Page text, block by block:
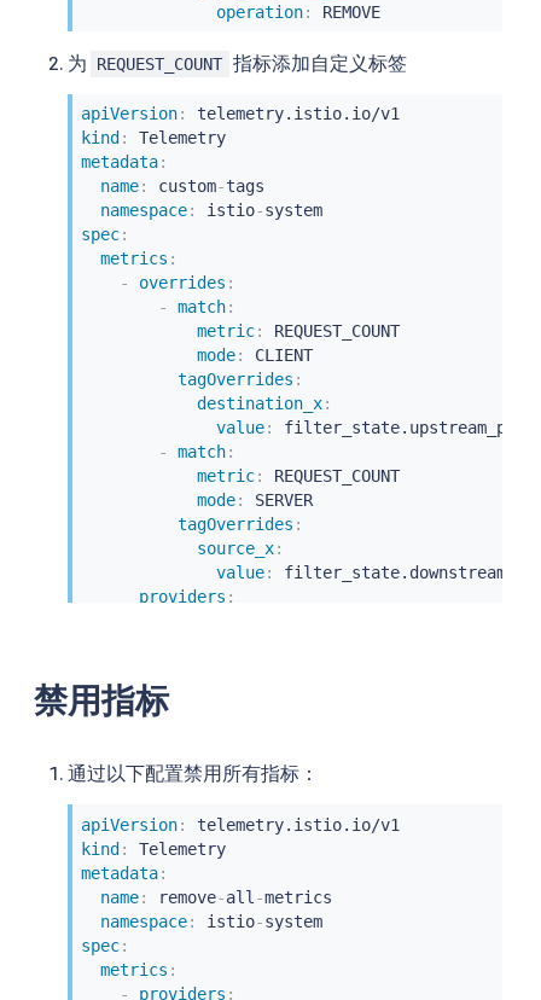
operation: REMOVE
为 REQUEST_COUNT 指标添加自定义标签
apiVersion:
telemetry.istio.io/v1
kind :
Telemetry
metadata:
name: custom-tags
namespace: istio-
system
spec:
metrics :
-
overrides :
-
match:
metric:
REQUEST_COUNT
mode:
CLIENT
tagOverrides :
destination_x:
value:
-
match:
metric:
REQUEST_COUNT
mode:
SERVER
tagOverrides :
source_x:
value:
providers :
禁用指标
通过以下配置禁用所有指标：
apiVersion:
kind:
Telemetry
metadata:
name: remove-all -metrics
namespace: istio-
system
spec:
metrics :
-
providers :